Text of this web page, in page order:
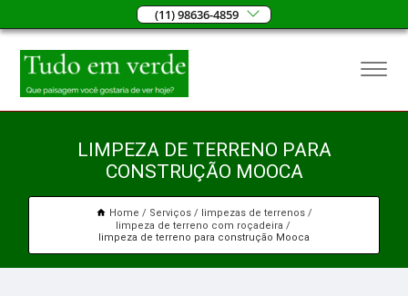
(11) 98636-4859
LIMPEZA DE TERRENO PARA
CONSTRUÇÃO MOOCA
Home Serviços
limpezas de terrenos
limpeza de terreno com roçadeira
limpeza de terreno para construção Mooca